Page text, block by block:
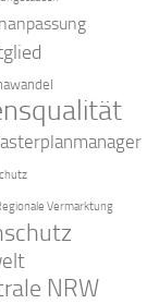
Vermarktung
NRW